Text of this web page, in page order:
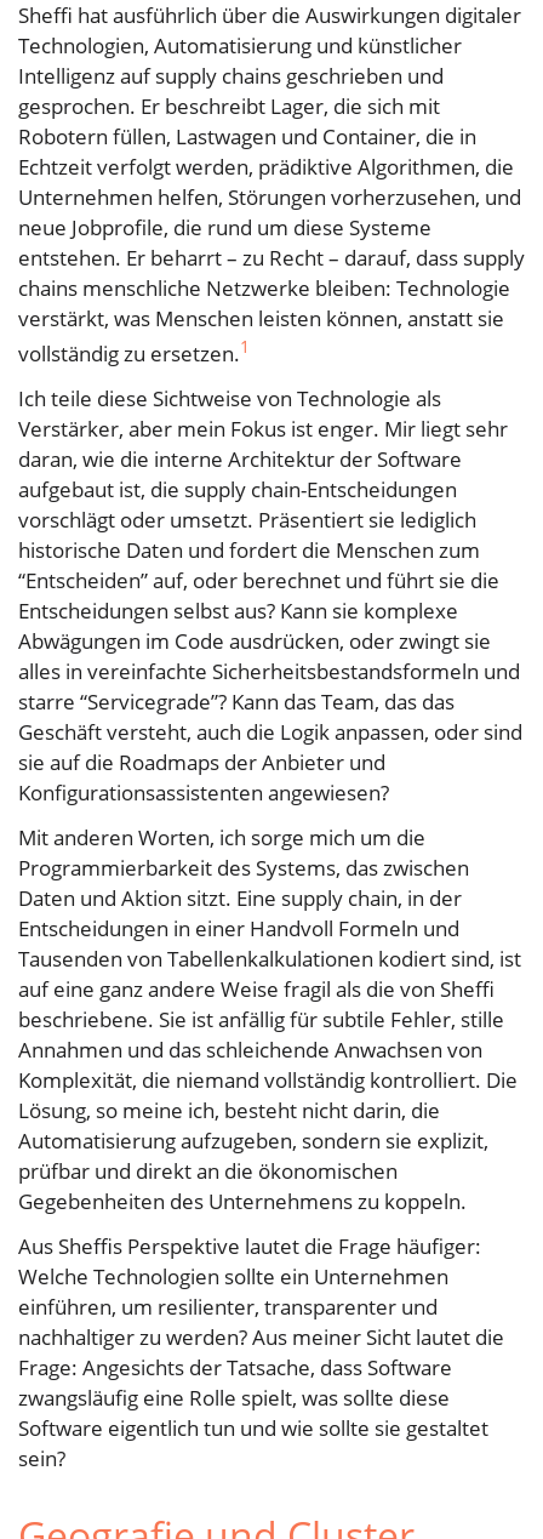
Sheffi hat ausführlich über die Auswirkungen digitaler
Technologien, Automatisierung und künstlicher
Intelligenz auf supply chains geschrieben und
gesprochen. Er beschreibt Lager, die sich mit
Robotern füllen, Lastwagen und Container, die in
Echtzeit verfolgt werden, prädiktive Algorithmen, die
Unternehmen helfen, Störungen vorherzusehen, und
neue Jobprofile, die rund um diese Systeme
entstehen. Er beharrt – zu Recht – darauf, dass supply
chains menschliche Netzwerke bleiben: Technologie
verstärkt, was Menschen leisten können, anstatt sie
vollständig zu ersetzen.1
Ich teile diese Sichtweise von Technologie als
Verstärker, aber mein Fokus ist enger. Mir liegt sehr
daran, wie die interne Architektur der Software
aufgebaut ist, die supply chain-Entscheidungen
vorschlägt oder umsetzt. Präsentiert sie lediglich
historische Daten und fordert die Menschen zum
“Entscheiden” auf, oder berechnet und führt sie die
Entscheidungen selbst aus? Kann sie komplexe
Abwägungen im Code ausdrücken, oder zwingt sie
alles in vereinfachte Sicherheitsbestandsformeln und
starre “Servicegrade”? Kann das Team, das das
Geschäft versteht, auch die Logik anpassen, oder sind
sie auf die Roadmaps der Anbieter und
Konfigurationsassistenten angewiesen?
Mit anderen Worten, ich sorge mich um die
Programmierbarkeit des Systems, das zwischen
Daten und Aktion sitzt. Eine supply chain, in der
Entscheidungen in einer Handvoll Formeln und
Tausenden von Tabellenkalkulationen kodiert sind, ist
auf eine ganz andere Weise fragil als die von Sheffi
beschriebene. Sie ist anfällig für subtile Fehler, stille
Annahmen und das schleichende Anwachsen von
Komplexität, die niemand vollständig kontrolliert. Die
Lösung, so meine ich, besteht nicht darin, die
Automatisierung aufzugeben, sondern sie explizit,
prüfbar und direkt an die ökonomischen
Gegebenheiten des Unternehmens zu koppeln.
Aus Sheffis Perspektive lautet die Frage häufiger:
Welche Technologien sollte ein Unternehmen
einführen, um resilienter, transparenter und
nachhaltiger zu werden? Aus meiner Sicht lautet die
Frage: Angesichts der Tatsache, dass Software
zwangsläufig eine Rolle spielt, was sollte diese
Software eigentlich tun und wie sollte sie gestaltet
sein?